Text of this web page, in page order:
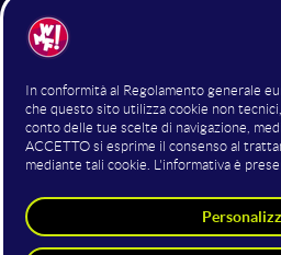
Person in charge
Transformation -